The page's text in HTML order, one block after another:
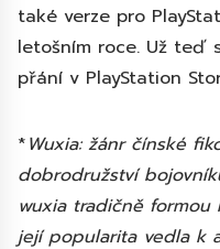
také verze pro
letošním roce. Už teď
přání v PlayStation
*Wuxia: žánr čínské
dobrodružství
wuxia tradičně formou
její popularita vedla k